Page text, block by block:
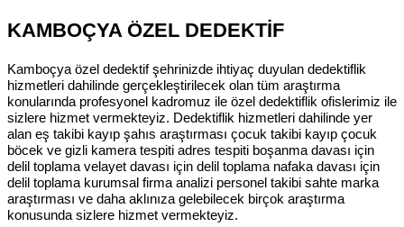
KAMBOÇYA ÖZEL DEDEKTİF
Kamboçya özel dedektif şehrinizde ihtiyaç duyulan dedektiflik
hizmetleri dahilinde gerçekleştirilecek olan tüm araştırma
konularında profesyonel kadromuz ile özel dedektiflik ofislerimiz ile
sizlere hizmet vermekteyiz. Dedektiflik hizmetleri dahilinde yer
alan eş takibi kayıp şahıs araştırması çocuk takibi kayıp çocuk
böcek ve gizli kamera tespiti adres tespiti boşanma davası için
delil toplama velayet davası için delil toplama nafaka davası için
delil toplama kurumsal firma analizi personel takibi sahte marka
araştırması ve daha aklınıza gelebilecek birçok araştırma
konusunda sizlere hizmet vermekteyiz.